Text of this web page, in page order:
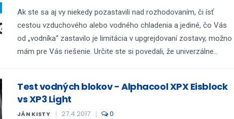
Ak ste sa aj vy niekedy pozastavili nad rozhodovaním, či ísť
cestou vzduchového alebo vodného chladenia a jediné, čo Vás
od „vodníka“ zastavilo je limitácia v upgrejdovaní zostavy, možno
mám pre Vás riešenie. Určite ste si povedali, že univerzálne...
Test vodných blokov - Alphacool XPX Eisblock
vs XP3 Light
JÁN KISTY 27.4.2017 0